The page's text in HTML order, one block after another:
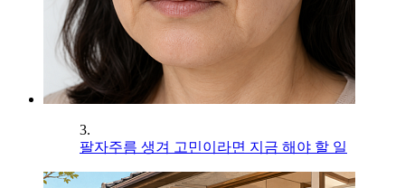
3.
팔자주름 생겨 고민이라면 지금 해야 할 일